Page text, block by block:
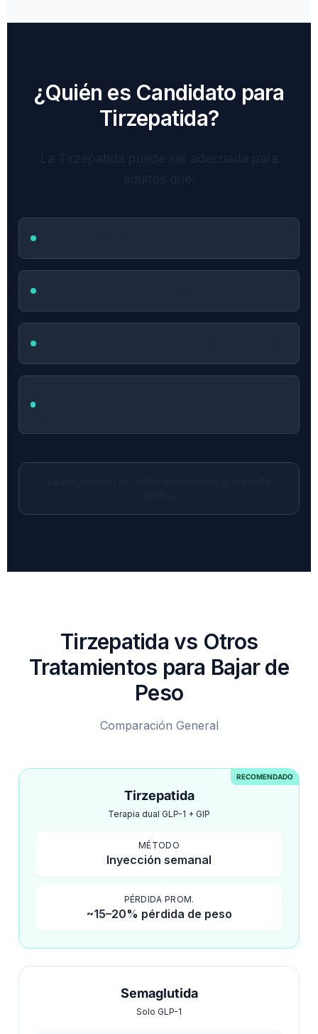
¿Quién es Candidato para
Tirzepatida?
Tirzepatida vs Otros
Tratamientos para Bajar de
Peso
Comparación General
RECOMENDADO
Tirzepatida
Terapia dual GLP-1 + GIP
MÉTODO
Inyección semanal
PÉRDIDA PROM.
~15–20% pérdida de peso
Semaglutida
Solo GLP-1